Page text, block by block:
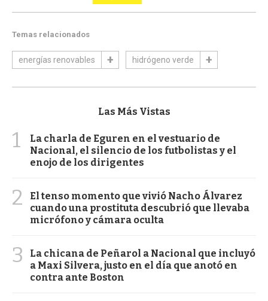
Temas relacionados
energías renovables hidrógeno verde
Las Más Vistas
1
La charla de Eguren en el vestuario de
Nacional, el silencio de los futbolistas y el
enojo de los dirigentes
2
El tenso momento que vivió Nacho Álvarez
cuando una prostituta descubrió que llevaba
micrófono y cámara oculta
3
La chicana de Peñarol a Nacional que incluyó
a Maxi Silvera, justo en el día que anotó en
contra ante Boston